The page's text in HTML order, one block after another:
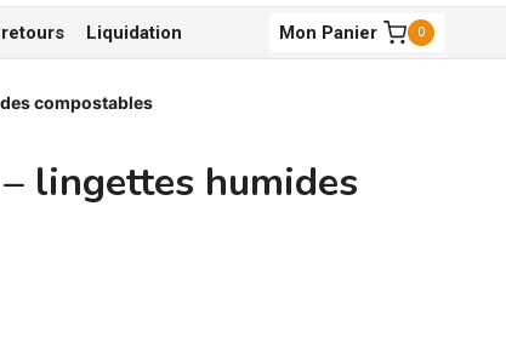
Liquidation Mon Panier 0
compostables
lingettes humides